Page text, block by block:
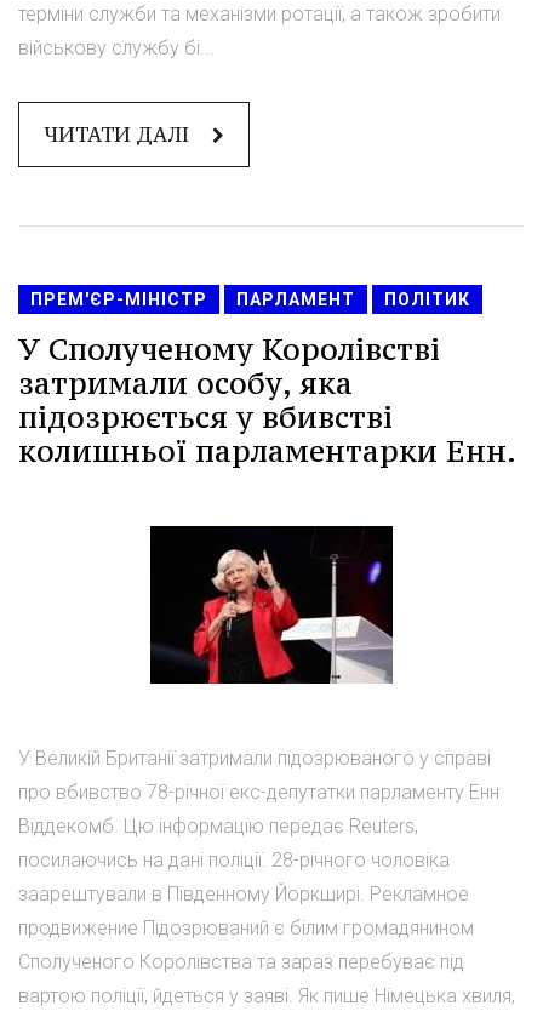
терміни служби та механізми ротації, а також зробити
військову службу бі...
ЧИТАТИ ДАЛІ
ПРЕМ'ЄР-МІНІСТР ПАРЛАМЕНТ ПОЛІТИК
У Сполученому Королівстві
затримали особу, яка
підозрюється у вбивстві
колишньої парламентарки Енн.
У Великій Британії затримали підозрюваного у справі
про вбивство 78-річної екс-депутатки парламенту Енн
Віддекомб. Цю інформацію передає Reuters,
посилаючись на дані поліції. 28-річного чоловіка
заарештували в Південному Йоркширі. Рекламное
продвижение Підозрюваний є білим громадянином
Сполученого Королівства та зараз перебуває під
вартою поліції, йдеться у заяві. Як пише Німецька хвиля,